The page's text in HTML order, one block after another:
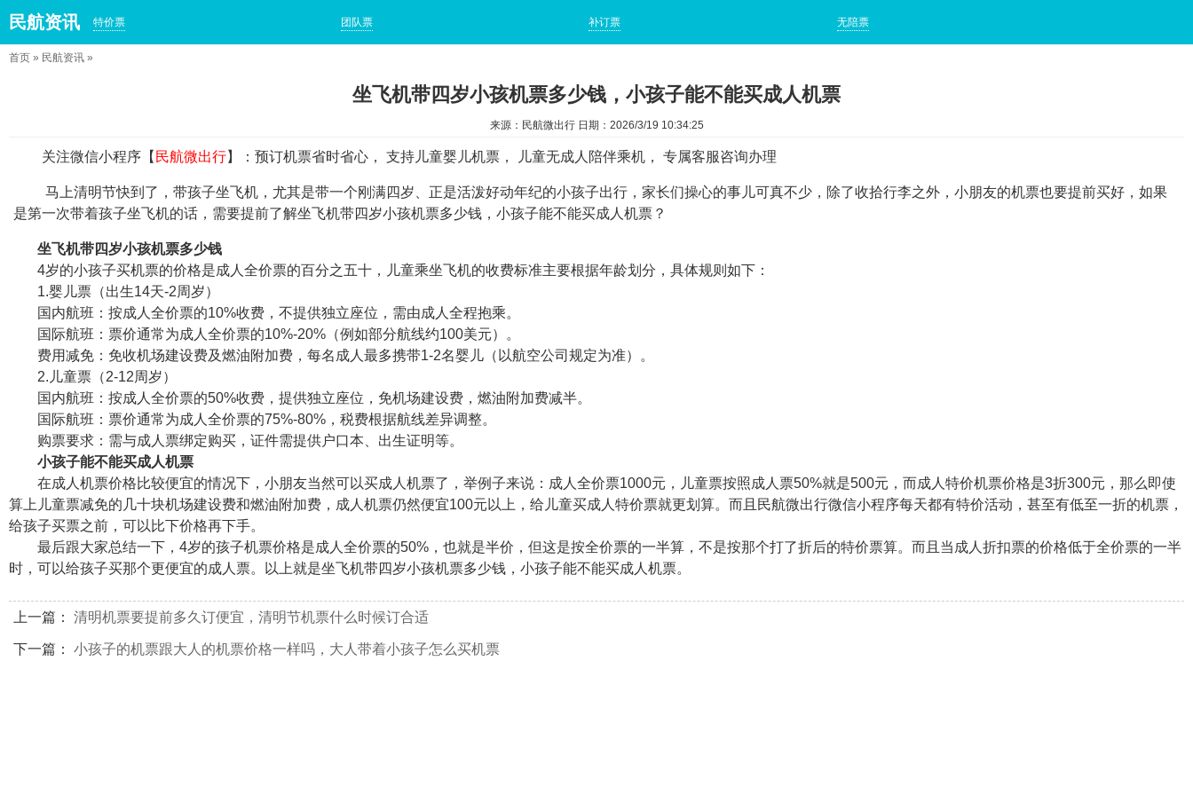
民航资讯 特价票 团队票 补订票 无陪票
首页 » 民航资讯 »
坐飞机带四岁小孩机票多少钱，小孩子能不能买成人机票
来源：民航微出行 日期：2026/3/19 10:34:25
关注微信小程序【 民航微出行】：预订机票省时省心， 支持儿童婴儿机票， 儿童无成人陪伴乘机， 专属客服咨询办理
马上清明节快到了，带孩子坐飞机，尤其是带一个刚满四岁、正是活泼好动年纪的小孩子出行，家长们操心的事儿可真不少，除了收拾行李之外，小朋友的机票也要提前买好，如果
是第一次带着孩子坐飞机的话，需要提前了解坐飞机带四岁小孩机票多少钱，小孩子能不能买成人机票？
坐飞机带四岁小孩机票多少钱
4岁的小孩子买机票的价格是成人全价票的百分之五十，儿童乘坐飞机的收费标准主要根据年龄划分，具体规则如下：
1.婴儿票（出生14天-2周岁）
国内航班：按成人全价票的10%收费，不提供独立座位，需由成人全程抱乘。
国际航班：票价通常为成人全价票的10%-20%（例如部分航线约100美元）。
费用减免：免收机场建设费及燃油附加费，每名成人最多携带1-2名婴儿（以航空公司规定为准）。
2.儿童票（2-12周岁）
国内航班：按成人全价票的50%收费，提供独立座位，免机场建设费，燃油附加费减半。
国际航班：票价通常为成人全价票的75%-80%，税费根据航线差异调整。
购票要求：需与成人票绑定购买，证件需提供户口本、出生证明等。
小孩子能不能买成人机票
在成人机票价格比较便宜的情况下，小朋友当然可以买成人机票了，举例子来说：成人全价票1000元，儿童票按照成人票50%就是500元，而成人特价机票价格是3折300元，那么即使
算上儿童票减免的几十块机场建设费和燃油附加费，成人机票仍然便宜100元以上，给儿童买成人特价票就更划算。而且民航微出行微信小程序每天都有特价活动，甚至有低至一折的机票，
给孩子买票之前，可以比下价格再下手。
最后跟大家总结一下，4岁的孩子机票价格是成人全价票的50%，也就是半价，但这是按全价票的一半算，不是按那个打了折后的特价票算。而且当成人折扣票的价格低于全价票的一半
时，可以给孩子买那个更便宜的成人票。以上就是坐飞机带四岁小孩机票多少钱，小孩子能不能买成人机票。
上一篇： 清明机票要提前多久订便宜，清明节机票什么时候订合适
下一篇： 小孩子的机票跟大人的机票价格一样吗，大人带着小孩子怎么买机票